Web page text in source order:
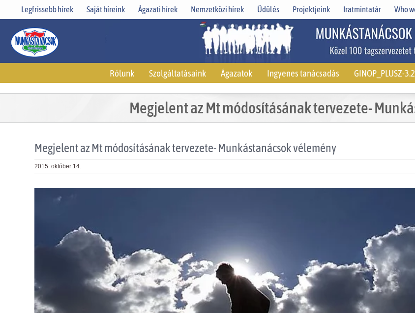
Legfrissebb hírek Saját híreink Ágazati hírek Nemzetközi hírek Üdülés Projektjeink Iratmintatár Who
Rólunk Szolgáltatásaink Ágazatok Ingyenes tanácsadás GINOP_PLUSZ-
Megjelent az Mt módosításának tervezete-
Megjelent az Mt módosításának tervezete- Munkástanácsok vélemény
2015. október 14.